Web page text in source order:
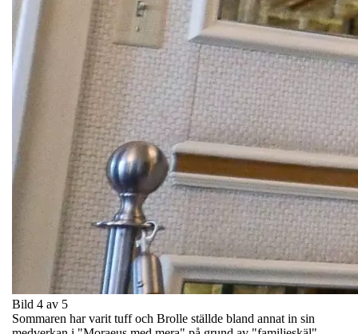
Bild 4 av 5
Sommaren har varit tuff och Brolle ställde bland annat in sin